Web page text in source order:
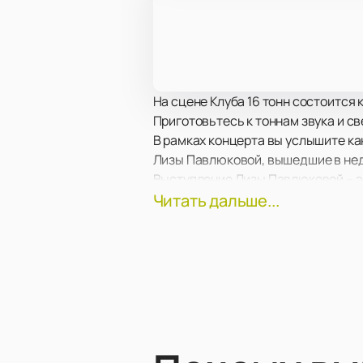
На сцене Клуба 16 тонн
Приготовьтесь к тоннам звука и
В рамках концерта вы услышите
Лизы Павлюковой, вышедшие в
Выступление Лизы Павлюковой –
подобное шоу. Вас ожидает яркое
Читать дальше...